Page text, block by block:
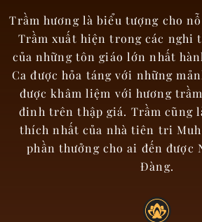
Trầm hương là biểu tượng cho
Trầm xuất hiện trong các nghi
của những tôn giáo lớn nhất
Ca được hỏa táng với những
được khâm liệm với hương
đinh trên thập giá. Trầm cũng
thích nhất của nhà tiên tri
phần thưởng cho ai đến được
Đàng.